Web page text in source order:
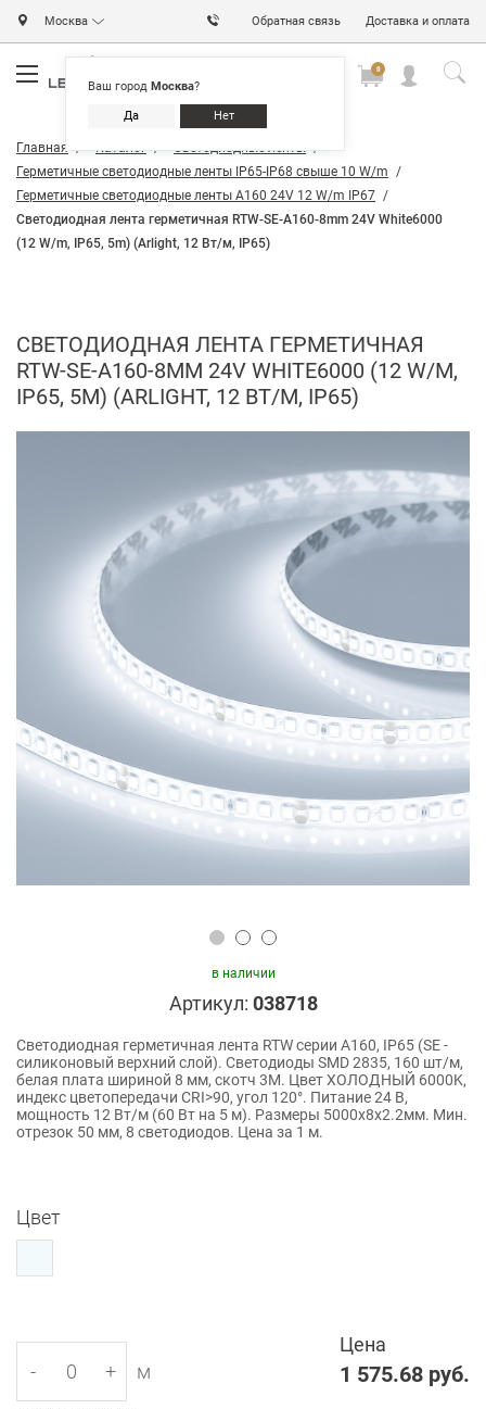
Москва
Ваш город Москва?
Да Нет
Обратная связь Доставка и оплата
0
Главная Каталог
Светодиодные ленты
Герметичные светодиодные ленты IP65-IP68 свыше 10 W/m
Герметичные светодиодные ленты A160 24V 12 W/m IP67
Светодиодная лента герметичная RTW-SE-A160-8mm 24V White6000
(12 W/m, IP65, 5m) (Arlight, 12 Вт/м, IP65)
СВЕТОДИОДНАЯ ЛЕНТА ГЕРМЕТИЧНАЯ
RTW-SE-A160-8MM 24V WHITE6000 (12 W/M,
IP65, 5M) (ARLIGHT, 12 ВТ/М, IP65)
в наличии
Артикул: 038718
Светодиодная герметичная лента RTW серии A160, IP65 (SE -
силиконовый верхний слой). Светодиоды SMD 2835, 160 шт/м,
белая плата шириной 8 мм, скотч 3M. Цвет ХОЛОДНЫЙ 6000K,
индекс цветопередачи CRI>90, угол 120°. Питание 24 В,
мощность 12 Вт/м (60 Вт на 5 м). Размеры 5000x8x2.2мм. Мин.
отрезок 50 мм, 8 светодиодов. Цена за 1 м.
Цвет
Цена
1 575.68 руб.
- + м